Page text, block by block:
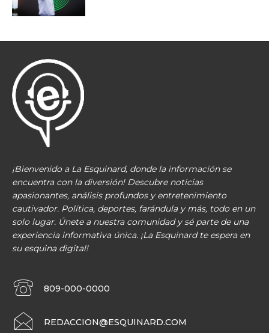
¡Bienvenido a La Esquinard, donde la información se
encuentra con la diversión! Descubre noticias
apasionantes, análisis profundos y entretenimiento
cautivador. Política, deportes, farándula y más, todo en un
solo lugar. Únete a nuestra comunidad y sé parte de una
experiencia informativa única. ¡La Esquinard te espera en
su esquina digital!
809-000-0000
REDACCION@ESQUINARD.COM